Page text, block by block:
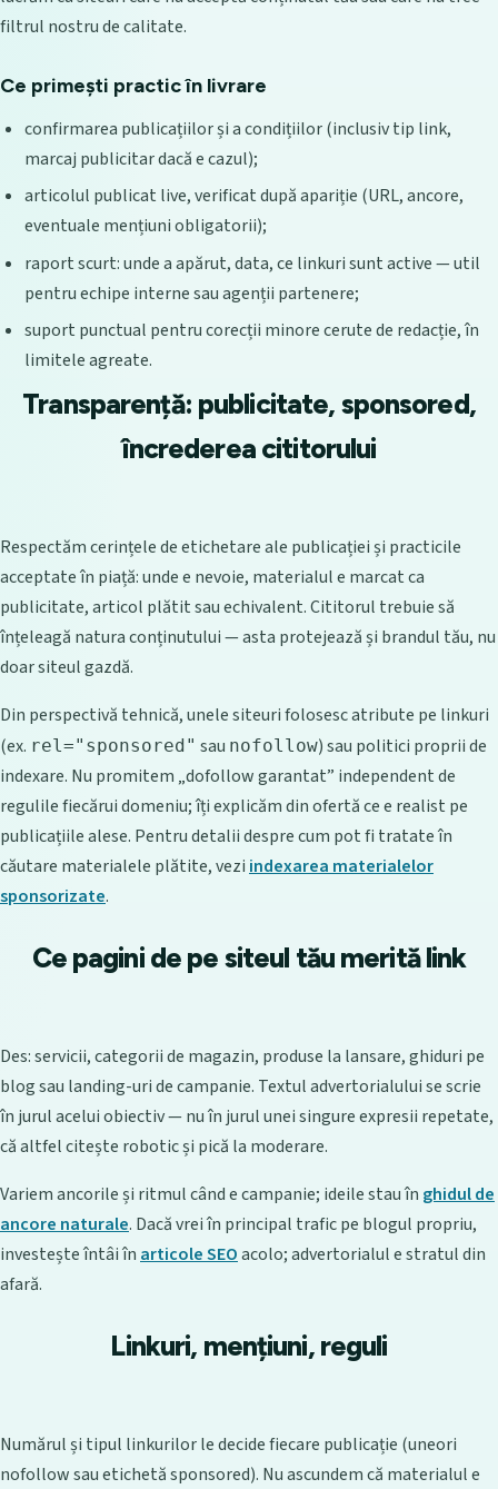
filtrul nostru de calitate.
Ce primești practic în livrare
confirmarea publicațiilor și a condițiilor (inclusiv tip link,
marcaj publicitar dacă e cazul);
articolul publicat live, verificat după apariție (URL, ancore,
eventuale mențiuni obligatorii);
raport scurt: unde a apărut, data, ce linkuri sunt active — util
pentru echipe interne sau agenții partenere;
suport punctual pentru corecții minore cerute de redacție, în
limitele agreate.
Transparență: publicitate, sponsored,
încrederea cititorului
Respectăm cerințele de etichetare ale publicației și practicile
acceptate în piață: unde e nevoie, materialul e marcat ca
publicitate, articol plătit sau echivalent. Cititorul trebuie să
înțeleagă natura conținutului — asta protejează și brandul tău, nu
doar siteul gazdă.
Din perspectivă tehnică, unele siteuri folosesc atribute pe linkuri
(ex. rel="sponsored" sau nofollow) sau politici proprii de
indexare. Nu promitem „dofollow garantat” independent de
regulile fiecărui domeniu; îți explicăm din ofertă ce e realist pe
publicațiile alese. Pentru detalii despre cum pot fi tratate în
căutare materialele plătite, vezi indexarea materialelor
sponsorizate.
Ce pagini de pe siteul tău merită link
Des: servicii, categorii de magazin, produse la lansare, ghiduri pe
blog sau landing-uri de campanie. Textul advertorialului se scrie
în jurul acelui obiectiv — nu în jurul unei singure expresii repetate,
că altfel citește robotic și pică la moderare.
Variem ancorile și ritmul când e campanie; ideile stau în ghidul de
ancore naturale. Dacă vrei în principal trafic pe blogul propriu,
investește întâi în articole SEOacolo; advertorialul e stratul din
afară.
Linkuri, mențiuni, reguli
Numărul și tipul linkurilor le decide fiecare publicație (uneori
nofollow sau etichetă sponsored). Nu ascundem că materialul e